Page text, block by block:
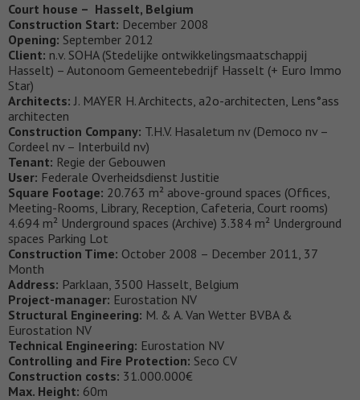
Court house – Hasselt, Belgium
Construction Start: December 2008
Opening: September 2012
Client: n.v. SOHA (Stedelijke ontwikkelingsmaatschappij
Hasselt) – Autonoom Gemeentebedrijf Hasselt (+ Euro Immo
Star)
Architects: J. MAYER H. Architects, a2o-architecten, Lens°ass
architecten
Construction Company: T.H.V. Hasaletum nv (Democo nv –
Cordeel nv – Interbuild nv)
Tenant: Regie der Gebouwen
User: Federale Overheidsdienst Justitie
Square Footage: 20.763 m² above-ground spaces (Offices,
Meeting-Rooms, Library, Reception, Cafeteria, Court rooms)
4.694 m² Underground spaces (Archive) 3.384 m² Underground
spaces Parking Lot
Construction Time: October 2008 – December 2011, 37
Month
Address: Parklaan, 3500 Hasselt, Belgium
Project-manager: Eurostation NV
Structural Engineering: M. & A. Van Wetter BVBA &
Eurostation NV
Technical Engineering: Eurostation NV
Controlling and Fire Protection: Seco CV
Construction costs: 31.000.000€
Max. Height: 60m